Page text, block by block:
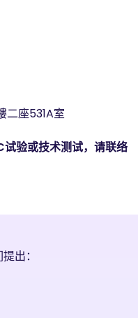
二座531A室
验或技术测试，请联络
出：